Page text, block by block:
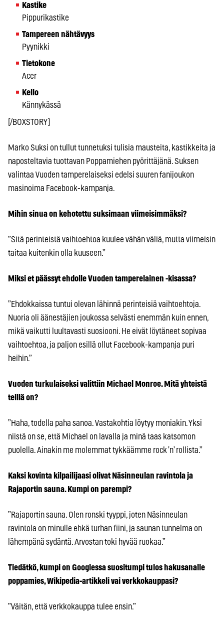
Kastike
Pippurikastike
Tampereen nähtävyys
Pyynikki
Tietokone
Acer
Kello
Kännykässä
[/BOXSTORY]
Marko Suksi on tullut tunnetuksi tulisia mausteita, kastikkeita ja
naposteltavia tuottavan Poppamiehen pyörittäjänä. Suksen
valintaa Vuoden tamperelaiseksi edelsi suuren fanijoukon
masinoima Facebook-kampanja.
Mihin sinua on kehotettu suksimaan viimeisimmäksi?
”Sitä perinteistä vaihtoehtoa kuulee vähän väliä, mutta viimeisin
taitaa kuitenkin olla kuuseen.”
Miksi et päässyt ehdolle Vuoden tamperelainen -kisassa?
”Ehdokkaissa tuntui olevan lähinnä perinteisiä vaihtoehtoja.
Nuoria oli äänestäjien joukossa selvästi enemmän kuin ennen,
mikä vaikutti luultavasti suosiooni. He eivät löytäneet sopivaa
vaihtoehtoa, ja paljon esillä ollut Facebook-kampanja puri
heihin.”
Vuoden turkulaiseksi valittiin Michael Monroe. Mitä yhteistä
teillä on?
”Haha, todella paha sanoa. Vastakohtia löytyy moniakin. Yksi
niistä on se, että Michael on lavalla ja minä taas katsomon
puolella. Ainakin me molemmat tykkäämme rock ’n’ rollista.”
Kaksi kovinta kilpailijaasi olivat Näsinneulan ravintola ja
Rajaportin sauna. Kumpi on parempi?
”Rajaportin sauna. Olen ronski tyyppi, joten Näsinneulan
ravintola on minulle ehkä turhan fiini, ja saunan tunnelma on
lähempänä sydäntä. Arvostan toki hyvää ruokaa.”
Tiedätkö, kumpi on Googlessa suositumpi tulos hakusanalle
poppamies, Wikipedia-artikkeli vai verkkokauppasi?
”Väitän, että verkkokauppa tulee ensin.”